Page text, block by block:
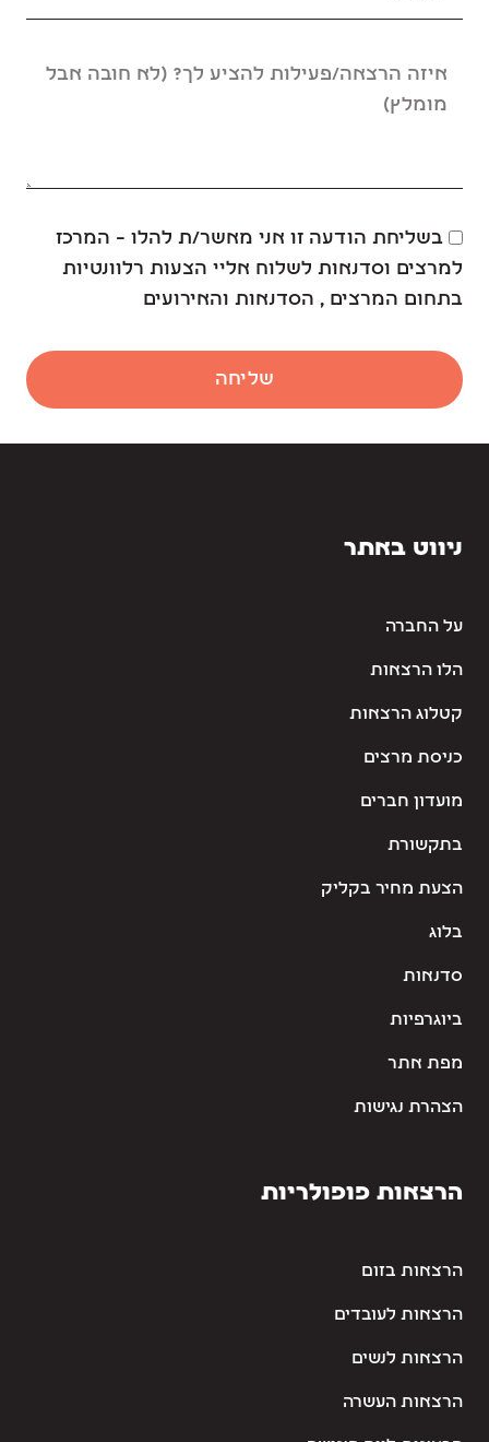
בשליחת הודעה זו אני מאשר/ת להלו – המרכז
למרצים וסדנאות לשלוח אליי הצעות רלוונטיות
בתחום המרצים , הסדנאות והאירועים
שליחה
ניווט באתר
על החברה
הלו הרצאות
קטלוג הרצאות
כניסת מרצים
מועדון חברים
בתקשורת
הצעת מחיר בקליק
בלוג
סדנאות
ביוגרפיות
מפת אתר
הצהרת נגישות
הרצאות פופולריות
הרצאות בזום
הרצאות לעובדים
הרצאות לנשים
הרצאות העשרה